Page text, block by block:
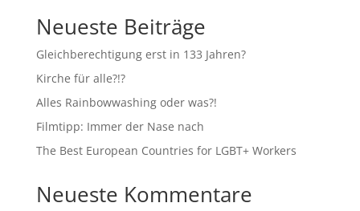
Neueste Beiträge
Gleichberechtigung erst in 133 Jahren?
Kirche für alle?!?
Alles Rainbowwashing oder was?!
Filmtipp: Immer der Nase nach
The Best European Countries for LGBT+ Workers
Neueste Kommentare